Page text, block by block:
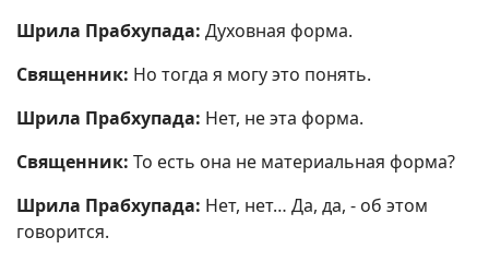
Шрила Прабхупада: Духовная форма.
Священник: Но тогда я могу это понять.
Шрила Прабхупада: Нет, не эта форма.
Священник: То есть она не материальная форма?
Шрила Прабхупада: Нет, нет… Да, да, - об этом
говорится.